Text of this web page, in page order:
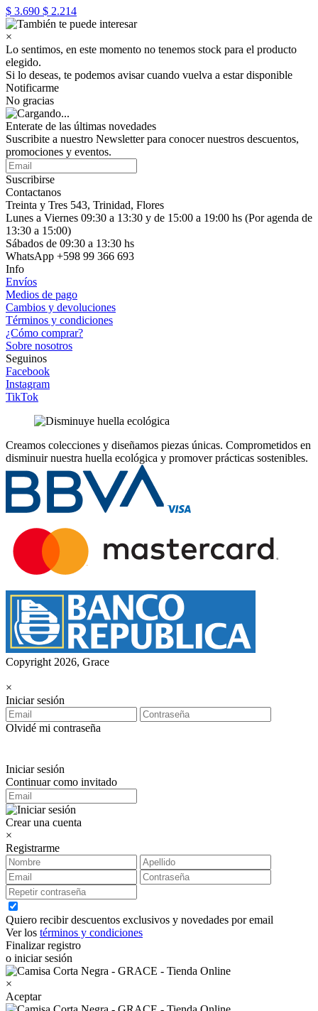
$ 3.690 $ 2.214
×
Lo sentimos, en este momento no tenemos stock para el producto
elegido.
Si lo deseas, te podemos avisar cuando vuelva a estar disponible
Notificarme
No gracias
Enterate de las últimas novedades
Suscribite a nuestro Newsletter para conocer nuestros descuentos,
promociones y eventos.
Suscribirse
Contactanos
Treinta y Tres 543, Trinidad, Flores
Lunes a Viernes 09:30 a 13:30 y de 15:00 a 19:00 hs (Por agenda de
13:30 a 15:00)
Sábados de 09:30 a 13:30 hs
WhatsApp +598 99 366 693
Info
Envíos
Medios de pago
Cambios y devoluciones
Términos y condiciones
¿Cómo comprar?
Sobre nosotros
Seguinos
Facebook
Instagram
TikTok
Creamos colecciones y diseñamos piezas únicas. Comprometidos en
disminuir nuestra huella ecológica y promover prácticas sostenibles.
Copyright 2026, Grace
×
Iniciar sesión
Olvidé mi contraseña
Iniciar sesión
Continuar como invitado
Crear una cuenta
×
Registrarme
Quiero recibir descuentos exclusivos y novedades por email
Ver los términos y condiciones
Finalizar registro
o iniciar sesión
×
Aceptar